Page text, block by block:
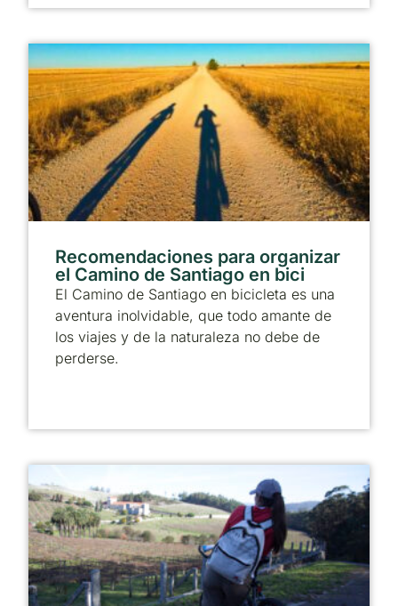
Recomendaciones para organizar
el Camino de Santiago en bici
El Camino de Santiago en bicicleta es una
aventura inolvidable, que todo amante de
los viajes y de la naturaleza no debe de
perderse.